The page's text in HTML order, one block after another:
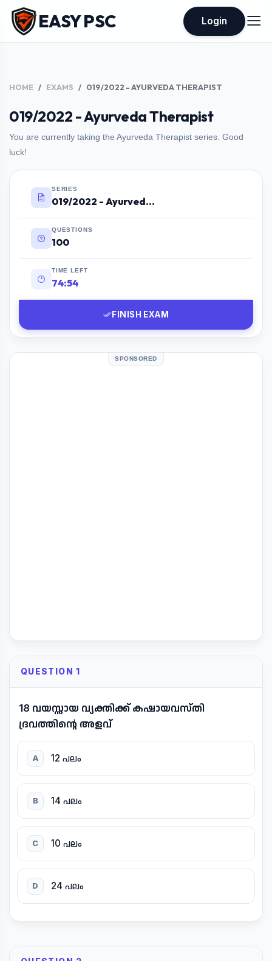
EASY PSC Login
HOME EXAMS 019/2022 - AYURVEDA THERAPIST
019/2022 - Ayurveda Therapist
You are currently taking the Ayurveda Therapist series. Good
luck!
SERIES
019/2022 - Ayurveda Therapist
QUESTIONS
100
TIME LEFT
74:53
FINISH EXAM
SPONSORED
QUESTION 1
18 വയസ്സായ വ്യക്തിക്ക് കഷായവസ്തി
ദ്രവത്തിന്റെ അളവ്
A 12 പലം
B 14 പലം
C 10 പലം
D 24 പലം